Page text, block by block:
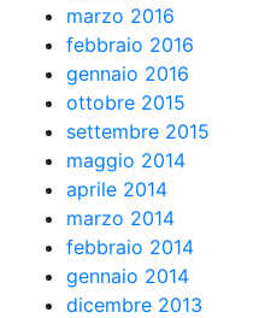
marzo 2016
febbraio 2016
gennaio 2016
ottobre 2015
settembre 2015
maggio 2014
aprile 2014
marzo 2014
febbraio 2014
gennaio 2014
dicembre 2013